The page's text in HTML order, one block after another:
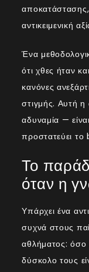
αντικειμενική
Ένα
ότι χθες ήταν
κανόνες
στιγμής. Αυτή η
αδυναμία —
προστατεύει το
Το
όταν η
Υπάρχει ένα
συχνά στους
αθλήματος: όσο
δύσκολο τους